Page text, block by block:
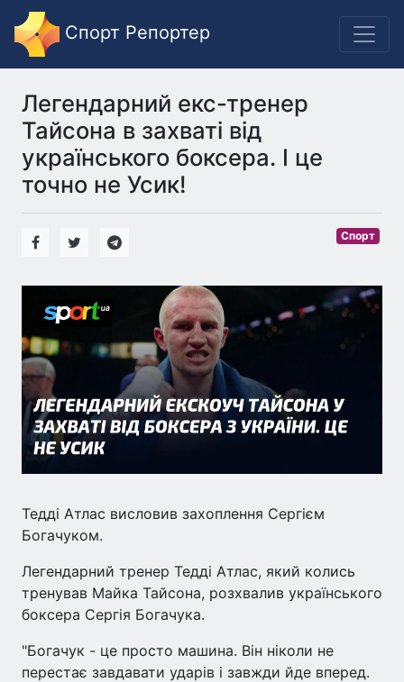
Спорт Репортер
Легендарний екс-тренер
Тайсона в захваті від
українського боксера. І це
точно не Усик!
Спорт
Тедді Атлас висловив захоплення Сергієм
Богачуком.
Легендарний тренер Тедді Атлас, який колись
тренував Майка Тайсона, розхвалив українського
боксера Сергія Богачука.
"Богачук - це просто машина. Він ніколи не
перестає завдавати ударів і завжди йде вперед.